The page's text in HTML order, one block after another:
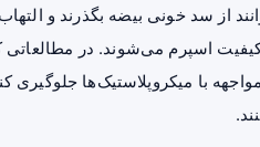
از سد خونی بیضه بگذرند و التهاب
اسپرم می‌شوند. در مطالعاتی
با میکروپلاستیک‌ها